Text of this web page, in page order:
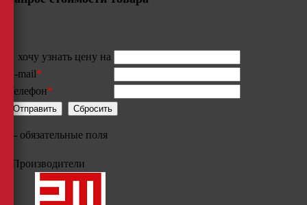
Я хочу узнать цену на
E-mail*
Телефон*
- обязательные поля
Производители